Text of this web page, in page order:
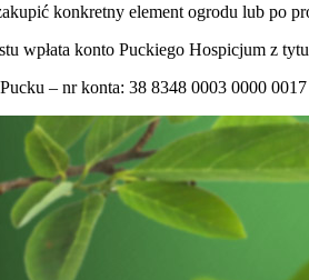
konkretny element ogrodu lub po
wpłata konto Puckiego Hospicjum z
– nr konta: 38 8348 0003 0000 0017